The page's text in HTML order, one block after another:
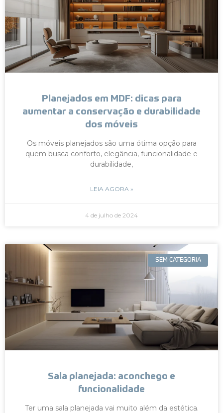
Planejados em MDF: dicas para
aumentar a conservação e durabilidade
dos móveis
Os móveis planejados são uma ótima opção para
quem busca conforto, elegância, funcionalidade e
durabilidade,
LEIA AGORA »
4 de julho de 2024
SEM CATEGORIA
Sala planejada: aconchego e
funcionalidade
Ter uma sala planejada vai muito além da estética.